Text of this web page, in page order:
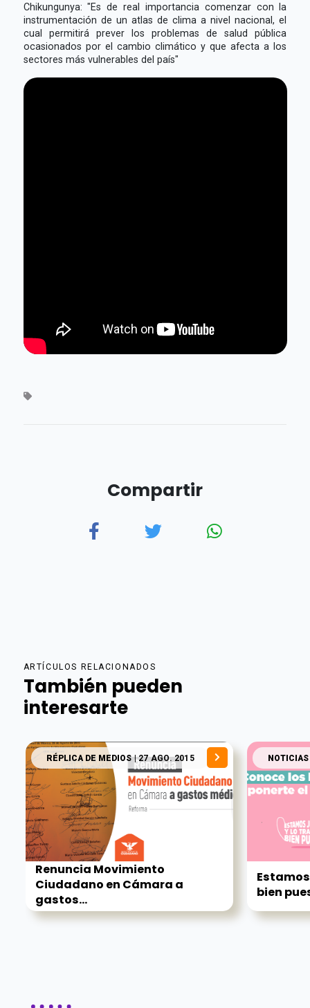
Chikungunya: "Es de real importancia comenzar con la
instrumentación de un atlas de clima a nivel nacional, el
cual permitirá prever los problemas de salud pública
ocasionados por el cambio climático y que afecta a los
sectores más vulnerables del país"
Compartir
ARTÍCULOS RELACIONADOS
También pueden
interesarte
RÉPLICA DE MEDIOS| 27 AGO. 2015
Renuncia Movimiento
Ciudadano en Cámara a
gastos...
NOTICIAS
bien